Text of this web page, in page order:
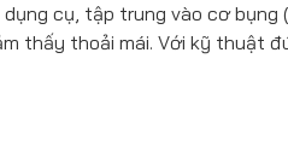
cụ, tập trung vào cơ
thấy thoải mái. Với kỹ thuật